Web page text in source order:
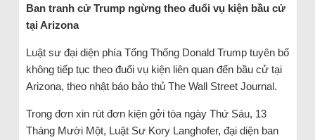
Ban tranh cử Trump ngừng theo đuổi vụ kiện bầu cử
tại Arizona
Luật sư đại diện phía Tổng Thống Donald Trump tuyên bố
không tiếp tục theo đuổi vụ kiện liên quan đến bầu cử tại
Arizona, theo nhật báo bảo thủ The Wall Street Journal.
Trong đơn xin rút đơn kiện gởi tòa ngày Thứ Sáu, 13
Tháng Mười Một, Luật Sư Kory Langhofer, đại diện ban